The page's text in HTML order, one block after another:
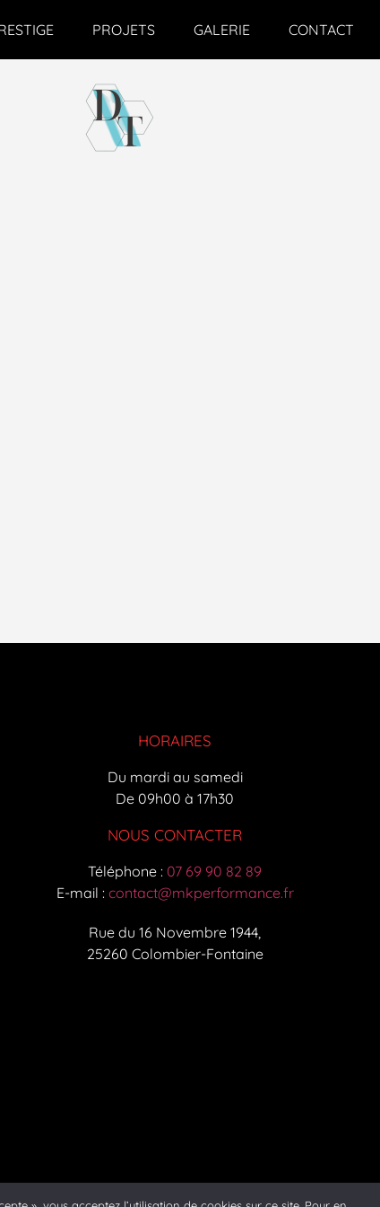
PROJETS GALERIE CONTACT
HORAIRES
Du mardi au samedi
De 09h00 à 17h30
NOUS CONTACTER
Téléphone : 07 69 90 82 89
E-mail : contact@mkperformance.fr
Rue du 16 Novembre 1944,
25260 Colombier-Fontaine